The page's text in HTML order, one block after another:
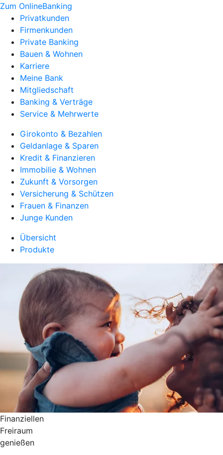
Zum OnlineBanking
Privatkunden
Firmenkunden
Private Banking
Bauen & Wohnen
Karriere
Meine Bank
Mitgliedschaft
Banking & Verträge
Service & Mehrwerte
Girokonto & Bezahlen
Geldanlage & Sparen
Kredit & Finanzieren
Immobilie & Wohnen
Zukunft & Vorsorgen
Versicherung & Schützen
Frauen & Finanzen
Junge Kunden
Übersicht
Produkte
Finanziellen
Freiraum
genießen